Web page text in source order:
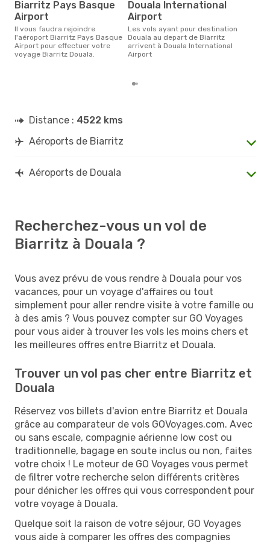
Biarritz Pays Basque
Airport
Il vous faudra rejoindre
l'aéroport Biarritz Pays Basque
Airport pour effectuer votre
voyage Biarritz Douala.
Douala International
Airport
Les vols ayant pour destination
Douala au depart de Biarritz
arrivent à Douala International
Airport
Distance : 4522 kms
Aéroports de Biarritz
Aéroports de Douala
Recherchez-vous un vol de
Biarritz à Douala ?
Vous avez prévu de vous rendre à Douala pour vos
vacances, pour un voyage d'affaires ou tout
simplement pour aller rendre visite à votre famille ou
à des amis ? Vous pouvez compter sur GO Voyages
pour vous aider à trouver les vols les moins chers et
les meilleures offres entre Biarritz et Douala.
Trouver un vol pas cher entre Biarritz et
Douala
Réservez vos billets d'avion entre Biarritz et Douala
grâce au comparateur de vols GOVoyages.com. Avec
ou sans escale, compagnie aérienne low cost ou
traditionnelle, bagage en soute inclus ou non, faites
votre choix ! Le moteur de GO Voyages vous permet
de filtrer votre recherche selon différents critères
pour dénicher les offres qui vous correspondent pour
votre voyage à Douala.
Quelque soit la raison de votre séjour, GO Voyages
vous aide à comparer les offres des compagnies